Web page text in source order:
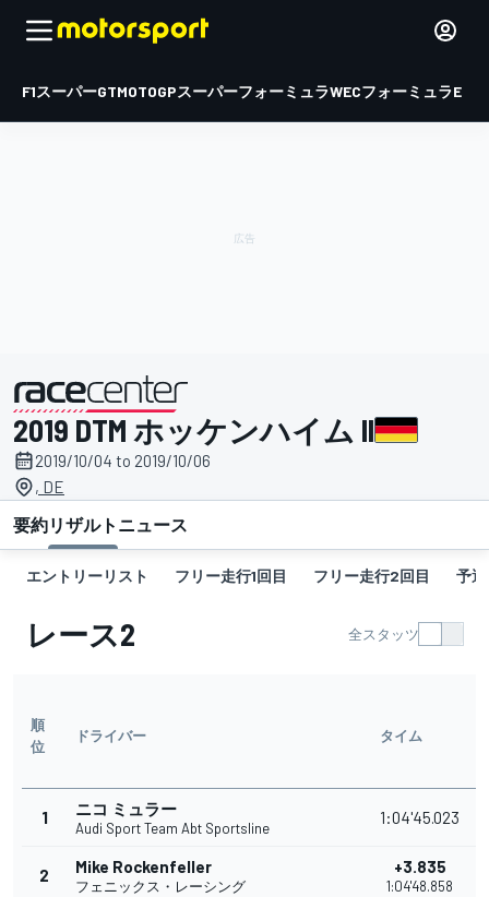
F1スーパーGTMOTOGPスーパーフォーミュラWECフォーミュラE
主催
2019 DTM ホッケンハイム II
2019/10/04 to 2019/10/06
, DE
要約リザルト ニュース
エントリーリスト フリー走行1回目 フリー走行2回目 予選
レース2 全スタッツ
順
位
ドライバー タイム
1 ニコ ミュラー
Audi Sport Team Abt Sportsline
1:04'45.023
2 Mike Rockenfeller
フェニックス・レーシング
+3.835
1:04'48.858